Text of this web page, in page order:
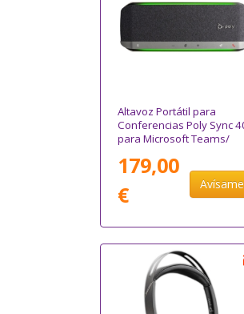
Altavoz Portátil para
Conferencias Poly Sync
para Microsoft Teams/
179,00
€
Avísame